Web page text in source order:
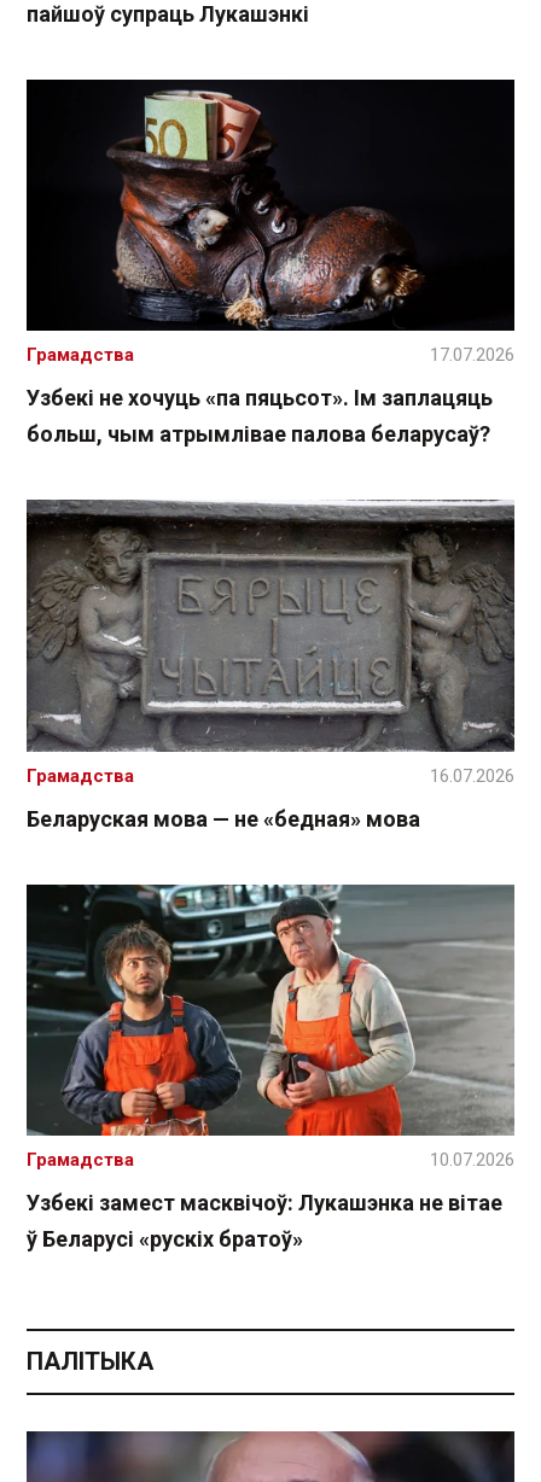
пайшоў супраць Лукашэнкі
Узбекі не хочуць «па пяцьсот». Ім заплацяць
больш, чым атрымлівае палова беларусаў?
Грамадства 17.07.2026
Беларуская мова — не «бедная» мова
Грамадства 16.07.2026
Узбекі замест масквічоў: Лукашэнка не вітае
ў Беларусі «рускіх братоў»
Грамадства 10.07.2026
ПАЛІТЫКА